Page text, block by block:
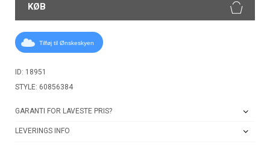
KØB
Tilføj til Ønskeskyen
ID: 18951
STYLE: 60856384
GARANTI FOR LAVESTE PRIS?
LEVERINGS INFO